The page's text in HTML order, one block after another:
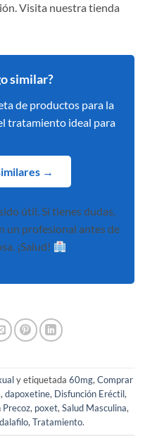
Visita nuestra tienda
similar?
de productos para la
tratamiento ideal para
→
útil. Si tienes dudas,
un profesional antes de
¡Salud!
y etiquetada 60mg,Comprar
,dapoxetine, Disfunción Eréctil,
Precoz, poxet,Salud Masculina,
,Tratamiento.